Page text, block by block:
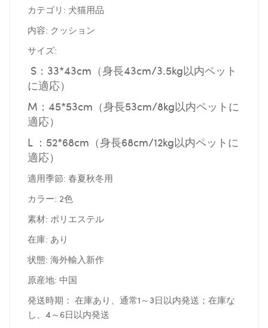
カテゴリ: 犬猫用品
内容: クッション
サイズ:
S：33*43cm（身長43cm/3.5kg以内ペット
に適応）
M：45*53cm（身長53cm/8kg以内ペットに
適応）
L ：52*68cm（身長68cm/12kg以内ペットに
適応）
適用季節: 春夏秋冬用
カラー: 2色
素材: ポリエステル
在庫: あり
状態: 海外輸入新作
原産地: 中国
発送時期： 在庫あり、通常1～3日以内発送；在庫な
し、4～6日以内発送